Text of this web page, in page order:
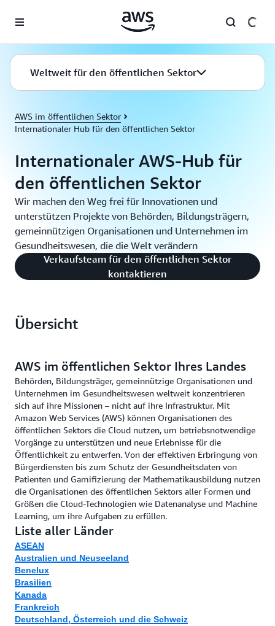
Überspringen zum Hauptinhalt
Weltweit für den öffentlichen Sektor
AWS im öffentlichen Sektor
Internationaler Hub für den öffentlichen Sektor
Internationaler AWS-Hub für
den öffentlichen Sektor
Wir machen den Weg frei für Innovationen und
unterstützen Projekte von Behörden, Bildungsträgern,
gemeinnützigen Organisationen und Unternehmen im
Gesundheitswesen, die die Welt verändern
Verkaufsteam für den öffentlichen Sektor
kontaktieren
Übersicht
AWS im öffentlichen Sektor Ihres Landes
Behörden, Bildungsträger, gemeinnützige Organisationen und
Unternehmen im Gesundheitswesen weltweit konzentrieren
sich auf ihre Missionen – nicht auf ihre Infrastruktur. Mit
Amazon Web Services (AWS) können Organisationen des
öffentlichen Sektors die Cloud nutzen, um betriebsnotwendige
Vorgänge zu unterstützen und neue Erlebnisse für die
Öffentlichkeit zu entwerfen. Von der effektiven Erbringung von
Bürgerdiensten bis zum Schutz der Gesundheitsdaten von
Patienten und Gamifizierung der Mathematikausbildung nutzen
die Organisationen des öffentlichen Sektors aller Formen und
Größen die Cloud-Technologien wie Datenanalyse und Machine
Learning, um ihre Aufgaben zu erfüllen.
Liste aller Länder
ASEAN
Australien und Neuseeland
Benelux
Brasilien
Kanada
Frankreich
Deutschland, Österreich und die Schweiz